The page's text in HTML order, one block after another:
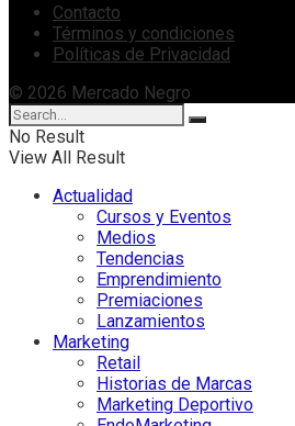
Contacto
Términos y condiciones
Políticas de Privacidad
© 2026 Mercado Negro
No Result
View All Result
Actualidad
Cursos y Eventos
Medios
Tendencias
Emprendimiento
Premiaciones
Lanzamientos
Marketing
Retail
Historias de Marcas
Marketing Deportivo